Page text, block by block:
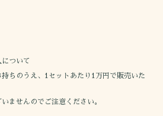
ついて
ちのうえ、1セットあたり1万円で販売いた
ませんのでご注意ください。